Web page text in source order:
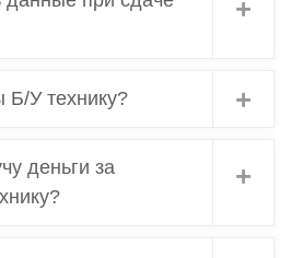
при сдаче
деньги за